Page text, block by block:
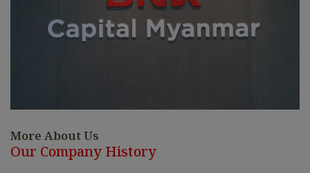
More About Us
Our Company History